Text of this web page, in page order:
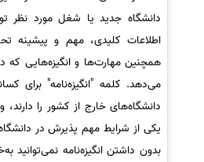
دانشگاه جدید یا شغل مورد نظر
اطلاعات کلیدی، مهم و
همچنین مهارت‌ها و انگیزه‌هایی که
می‌دهد. کلمه "انگیزه‌نامه" برای
دانشگاه‌های خارج از کشور را
یکی از شرایط مهم پذیرش در
بدون داشتن انگیزه‌نامه نمی‌توانید